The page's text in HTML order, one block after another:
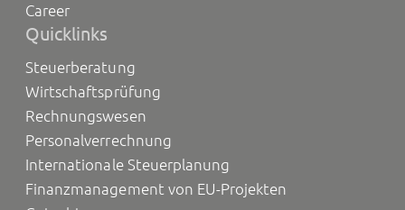
Career
Quicklinks
Steuerberatung
Wirtschaftsprüfung
Rechnungswesen
Personalverrechnung
Internationale Steuerplanung
Finanzmanagement von EU-Projekten